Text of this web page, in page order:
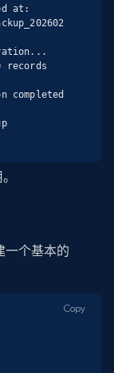
at:
records
completed
一个基本的
Copy